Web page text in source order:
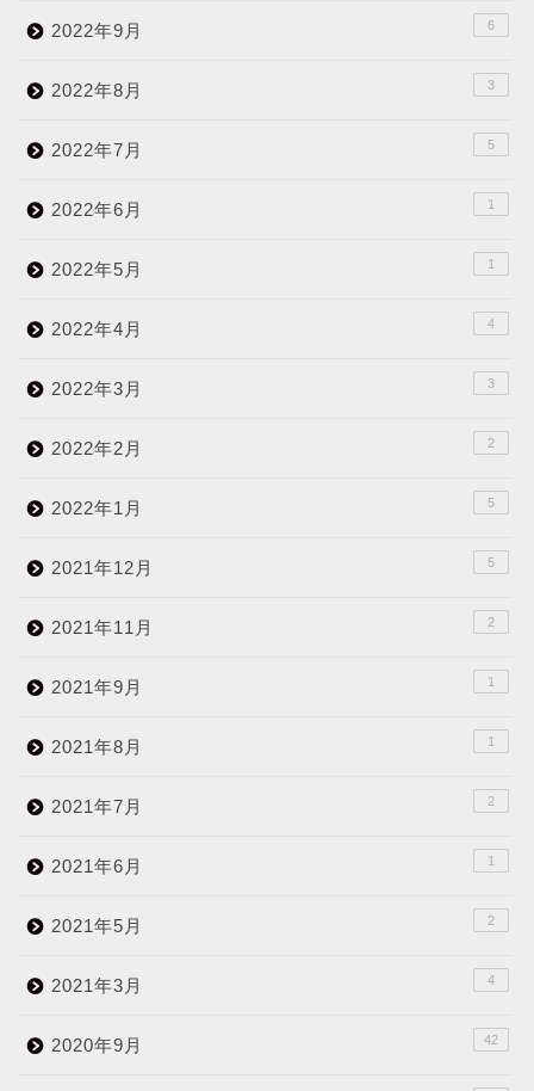
2022年9月 6
2022年8月 3
2022年7月 5
2022年6月 1
2022年5月 1
2022年4月 4
2022年3月 3
2022年2月 2
2022年1月 5
2021年12月 5
2021年11月 2
2021年9月 1
2021年8月 1
2021年7月 2
2021年6月 1
2021年5月 2
2021年3月 4
2020年9月 42